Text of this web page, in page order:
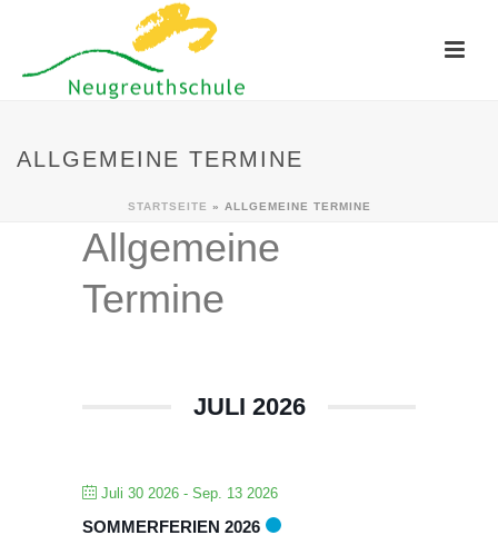
ALLGEMEINE TERMINE
STARTSEITE » ALLGEMEINE TERMINE
Allgemeine
Termine
JULI 2026
Juli 30 2026 - Sep. 13 2026
SOMMERFERIEN 2026